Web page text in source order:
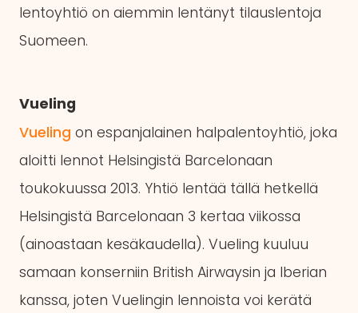
lentoyhtiö on aiemmin lentänyt tilauslentoja
Suomeen.
Vueling
Vueling on espanjalainen halpalentoyhtiö, joka
aloitti lennot Helsingistä Barcelonaan
toukokuussa 2013. Yhtiö lentää tällä hetkellä
Helsingistä Barcelonaan 3 kertaa viikossa
(ainoastaan kesäkaudella). Vueling kuuluu
samaan konserniin British Airwaysin ja Iberian
kanssa, joten Vuelingin lennoista voi kerätä